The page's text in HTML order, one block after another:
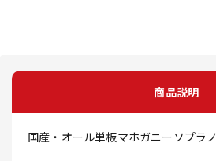
商品説明
国産・オール単板マホガニーソプラ